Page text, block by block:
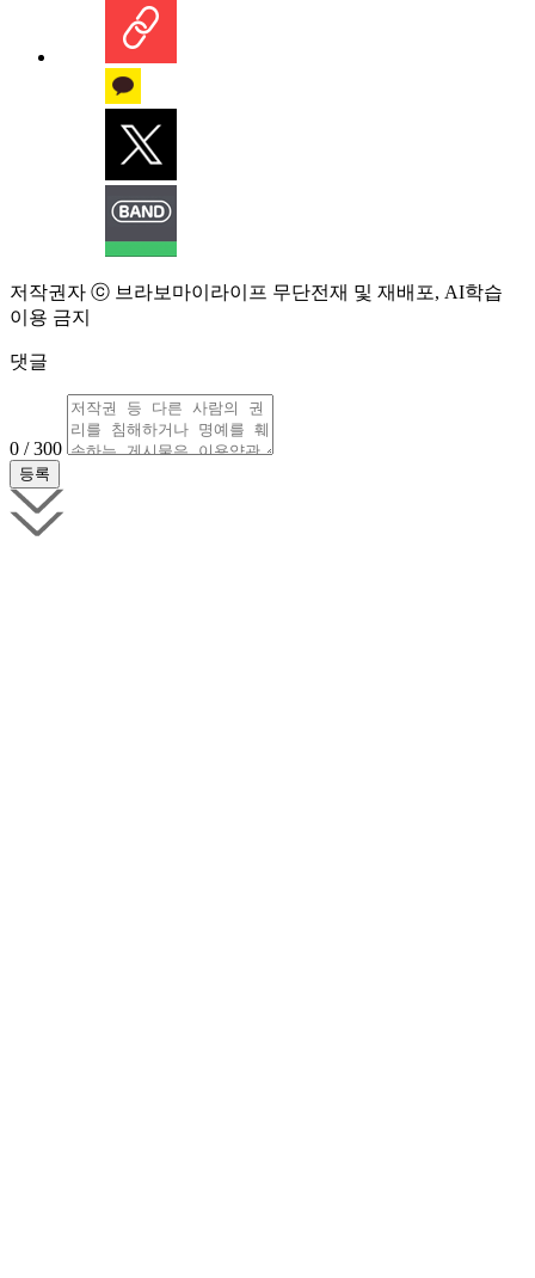
저작권자 ⓒ 브라보마이라이프 무단전재 및 재배포, AI학습
이용 금지
댓글
0 / 300